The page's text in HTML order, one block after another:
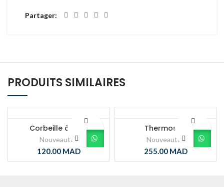
Partager
PRODUITS SIMILAIRES
Corbeille à pain
Nouveautés
120.00 MAD
Thermos 4L
Nouveautés
255.00 MAD